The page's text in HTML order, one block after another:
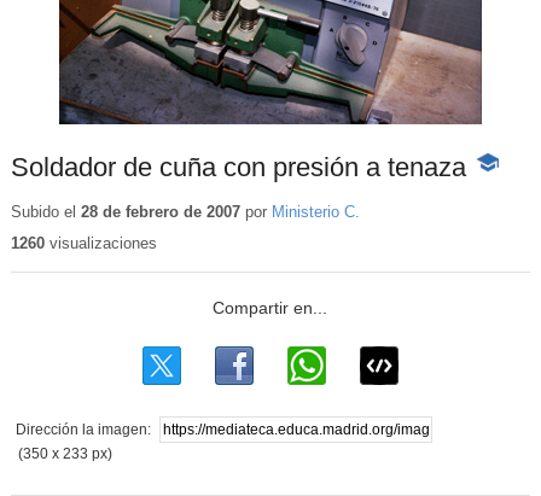
Soldador de cuña con presión a tenaza -
Subido el 28 de febrero de 2007por Ministerio C.
1260visualizaciones
Dirección la imagen:
(350 x 233 px)